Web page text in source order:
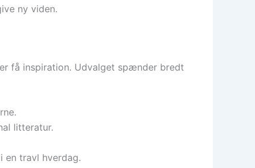
ny viden.
få inspiration. Udvalget spænder bredt
litteratur.
en travl hverdag.